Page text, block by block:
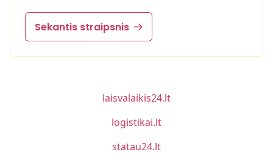
Sekantis straipsnis
laisvalaikis24.lt
logistikai.lt
statau24.lt